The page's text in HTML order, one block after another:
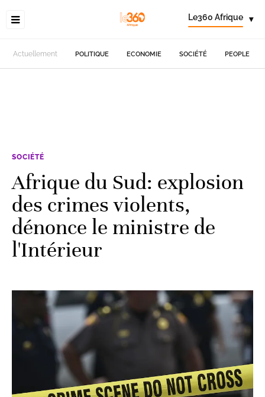
Le360 Afrique ▾
Actuellement POLITIQUE ECONOMIE SOCIÉTÉ PEOPLE
SOCIÉTÉ
Afrique du Sud: explosion
des crimes violents,
dénonce le ministre de
l'Intérieur